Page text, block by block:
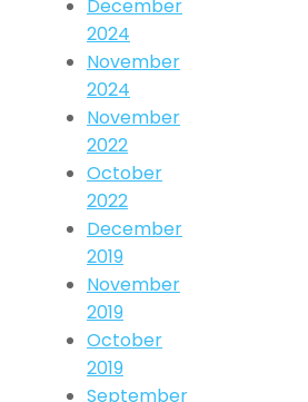
December
2024
November
2024
November
2022
October
2022
December
2019
November
2019
October
2019
September